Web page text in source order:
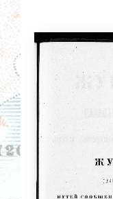
О нас
Контакты
Партнеры